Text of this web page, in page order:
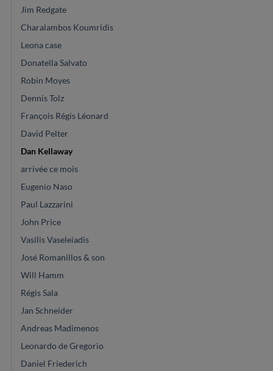
Jim Redgate
Charalambos Koumridis
Leona case
Donatella Salvato
Robin Moyes
Dennis Tolz
François Régis Léonard
David Pelter
Dan Kellaway
arrivée ce mois
Eugenio Naso
Paul Lazzarini
John Price
Vasilis Vaseleiadis
José Romanillos & son
Will Hamm
Régis Sala
Jan Schneider
Andreas Madimenos
Leonardo de Gregorio
Daniel Friederich